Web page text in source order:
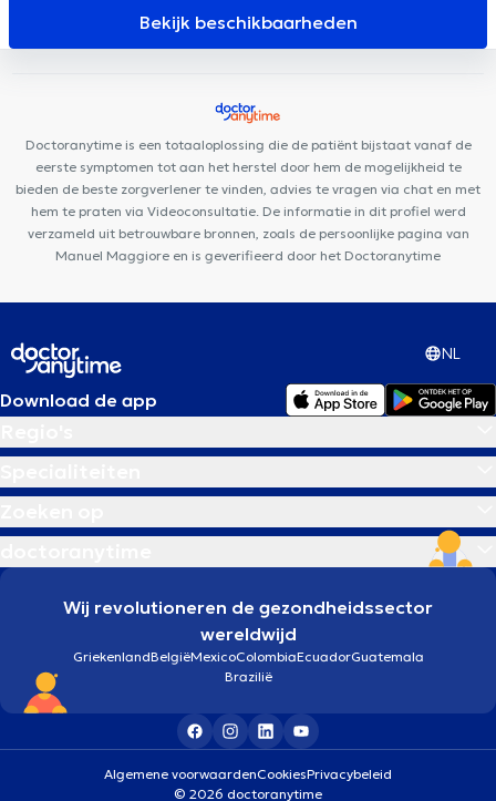
Centre Glycine et Lilas
PhysioForme
Louise Medical Center
City-Clinic Chirec Louise
Centre Médical et de soins Rebalance
Cabinet du Châtelain Centre Ocadia
Ixelles Dental Care
Bekijk beschikbaarheden
Doctoranytime is een totaaloplossing die de patiënt bijstaat vanaf de
eerste symptomen tot aan het herstel door hem de mogelijkheid te
bieden de beste zorgverlener te vinden, advies te vragen via chat en met
hem te praten via Videoconsultatie. De informatie in dit profiel werd
verzameld uit betrouwbare bronnen, zoals de persoonlijke pagina van
Manuel Maggiore en is geverifieerd door het Doctoranytime
NL
Download de app
Wij revolutioneren de gezondheidssector
wereldwijd
GriekenlandBelgiëMexicoColombiaEcuadorGuatemala
Brazilië
Algemene voorwaardenCookiesPrivacybeleid
© 2026 doctoranytime